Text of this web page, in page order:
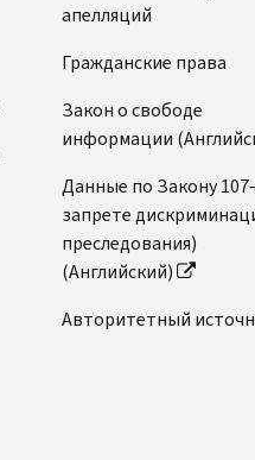
апелляций
Гражданские права
Закон о свободе
информации
Данные по Закону
запрете
преследования)
(Английский)
Авторитетный